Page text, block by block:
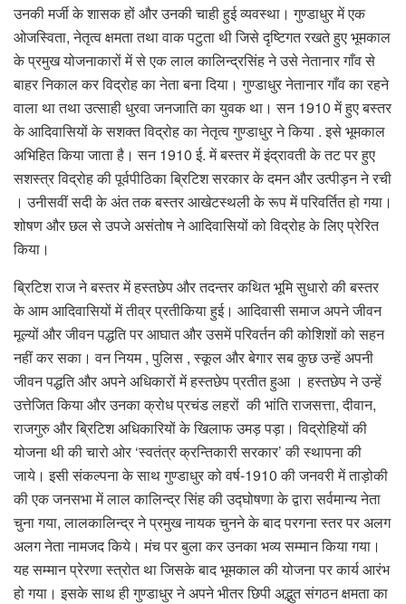
उनकी मर्जी के शासक हों और उनकी चाही हुई व्यवस्था। गुण्डाधुर में एक
ओजस्विता, नेतृत्व क्षमता तथा वाक पटुता थी जिसे दृष्टिगत रखते हुए भूमकाल
के प्रमुख योजनाकारों में से एक लाल कालिन्द्रसिंह ने उसे नेतानार गाँव से
बाहर निकाल कर विद्रोह का नेता बना दिया। गुण्डाधुर नेतानार गाँव का रहने
वाला था तथा उत्साही धुरवा जनजाति का युवक था। सन 1910 में हुए बस्तर
के आदिवासियों के सशक्त विद्रोह का नेतृत्व गुण्डाधुर ने किया . इसे भूमकाल
अभिहित किया जाता है। सन 1910 ई. में बस्तर में इंद्रावती के तट पर हुए
सशस्त्र विद्रोह की पूर्वपीठिका ब्रिटिश सरकार के दमन और उत्पीड़न ने रची
। उनीसवीं सदी के अंत तक बस्तर आखेटस्थली के रूप में परिवर्तित हो गया।
शोषण और छल से उपजे असंतोष ने आदिवासियों को विद्रोह के लिए प्रेरित
किया।
ब्रिटिश राज ने बस्तर में हस्तछेप और तदन्तर कथित भूमि सुधारो की बस्तर
के आम आदिवासियों में तीव्र प्रतीकिया हुई। आदिवासी समाज अपने जीवन
मूल्यों और जीवन पद्धति पर आघात और उसमें परिवर्तन की कोशिशों को सहन
नहीं कर सका। वन नियम , पुलिस , स्कूल और बेगार सब कुछ उन्हें अपनी
जीवन पद्धति और अपने अधिकारों में हस्तछेप प्रतीत हुआ । हस्तछेप ने उन्हें
उत्तेजित किया और उनका क्रोध प्रचंड लहरों की भांति राजसत्ता, दीवान,
राजगुरु और ब्रिटिश अधिकारियों के खिलाफ उमड़ पड़ा। विद्रोहियों की
योजना थी की चारो ओर ‘स्वतंत्र क्रन्तिकारी सरकार’ की स्थापना की
जाये। इसी संकल्पना के साथ गुण्डाधुर को वर्ष-1910 की जनवरी में ताड़ोकी
की एक जनसभा में लाल कालिन्द्र सिंह की उद्घोषणा के द्वारा सर्वमान्य नेता
चुना गया, लालकालिन्द्र ने प्रमुख नायक चुनने के बाद परगना स्तर पर अलग
अलग नेता नामजद किये। मंच पर बुला कर उनका भव्य सम्मान किया गया।
यह सम्मान प्रेरणा स्त्रोत था जिसके बाद भूमकाल की योजना पर कार्य आरंभ
हो गया। इसके साथ ही गुण्डाधुर ने अपने भीतर छिपी अद्भुत संगठन क्षमता का